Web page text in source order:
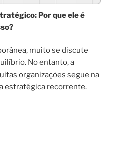
Por que ele é
muito se discute
No entanto, a
organizações segue na
estratégica recorrente.